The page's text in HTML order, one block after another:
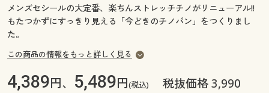
ご利用ガイド
よくある質問とお問い合わせ
よくある質問とお問い合わせ
ウエスト85(股下76) × 完売
ウエスト85(股下79) × 完売
ウエスト88(股下70) ◎ 在庫あり
ウエスト88(股下73) ◎ 在庫あり
ウエスト88(股下76) ◎ 在庫あり
ウエスト91(股下76) ○ 在庫わずか
メンズセシールの大定番、楽ちんストレッチチノがリニューアル!!
もたつかずにすっきり見える「今どきのチノパン」をつくりまし
た。
この商品の情報をもっと詳しく見る
4,389円、 5,489円(税込)
税抜価格 3,990